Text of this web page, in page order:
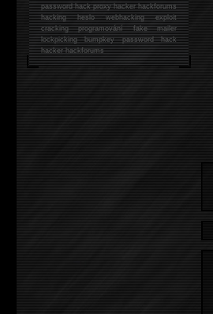
password hack proxy hacker hackforums
hacking heslo webhacking exploit
cracking programování fake mailer
lockpicking bumpkey password hack
hackerhackforums